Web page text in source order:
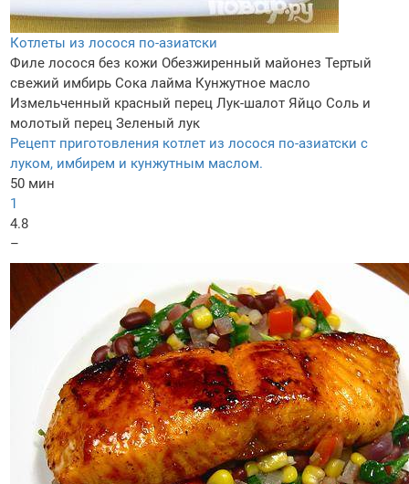
Котлеты из лосося по-азиатски
Филе лосося без кожи Обезжиренный майонез Тертый
свежий имбирь Сока лайма Кунжутное масло
Измельченный красный перец Лук-шалот Яйцо Соль и
молотый перец Зеленый лук
Рецепт приготовления котлет из лосося по-азиатски с
луком, имбирем и кунжутным маслом.
50 мин
1
4.8
–